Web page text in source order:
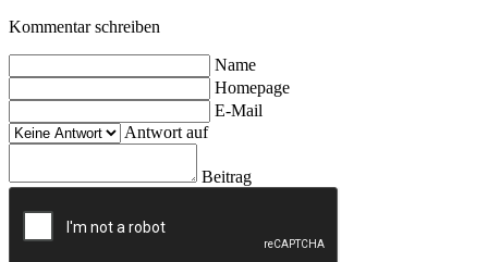
Kommentar schreiben
Name
Homepage
E-Mail
Antwort auf
Beitrag